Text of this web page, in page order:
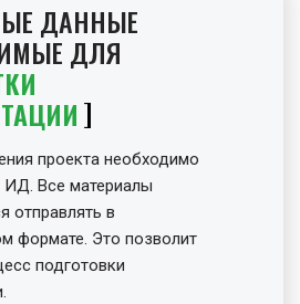
ДАННЫЕ
ДЛЯ
проекта необходимо
ИД. Все материалы
отправлять в
формате. Это позволит
подготовки